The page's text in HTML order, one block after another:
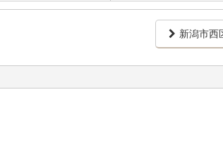
新潟市西